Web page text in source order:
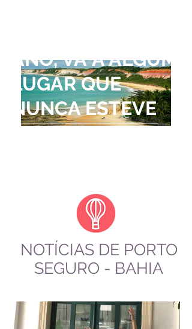
ANO, VÁ A ALGUM
LUGAR QUE
NUNCA ESTEVE
ANTES."
NOTÍCIAS DE PORTO
SEGURO - BAHIA